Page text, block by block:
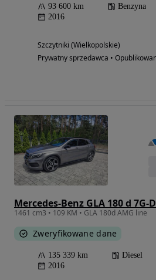
93 600 km Benzyna
2016
Szczytniki (Wielkopolskie)
Prywatny sprzedawca •
Mercedes-Benz GLA 180 d 7G-
1461 cm3 • 109 KM • GLA 180d AMG line
Zweryfikowane dane
135 339 km Diesel
2016